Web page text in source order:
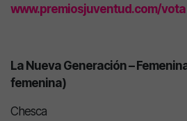
www.premiosjuventud.com/vota
La Nueva Generación –
femenina)
Chesca